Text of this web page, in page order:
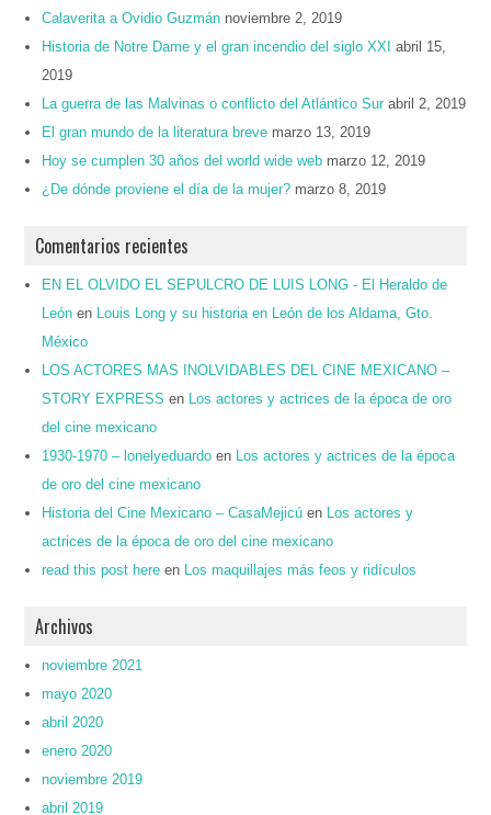
Calaverita a Ovidio Guzmán noviembre 2, 2019
Historia de Notre Dame y el gran incendio del siglo XXI
abril 15,
2019
La guerra de las Malvinas o conflicto del Atlántico Sur abril 2, 2019
El gran mundo de la literatura breve marzo 13, 2019
Hoy se cumplen 30 años del world wide web marzo 12, 2019
¿De dónde proviene el día de la mujer? marzo 8, 2019
Comentarios recientes
EN EL OLVIDO EL SEPULCRO DE LUIS LONG - El Heraldo de
León en
Louis Long y su historia en León de los Aldama, Gto.
México
LOS ACTORES MAS INOLVIDABLES DEL CINE MEXICANO –
STORY EXPRESS en
Los actores y actrices de la época de oro
del cine mexicano
1930-1970 – lonelyeduardo en
Los actores y actrices de la época
de oro del cine mexicano
Historia del Cine Mexicano – CasaMejicú en
Los actores y
actrices de la época de oro del cine mexicano
read this post here en Los maquillajes más feos y ridículos
Archivos
noviembre 2021
mayo 2020
abril 2020
enero 2020
noviembre 2019
abril 2019